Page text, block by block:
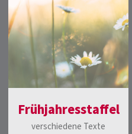
Frühjahresstaffel
verschiedene Texte